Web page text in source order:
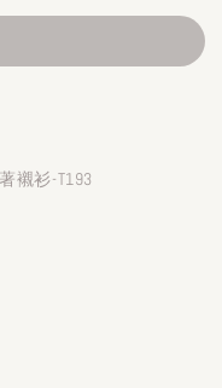
襯衫-T193